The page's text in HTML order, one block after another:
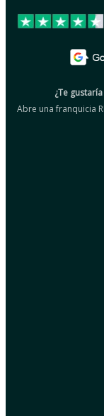
¿Te
Abre una franquicia